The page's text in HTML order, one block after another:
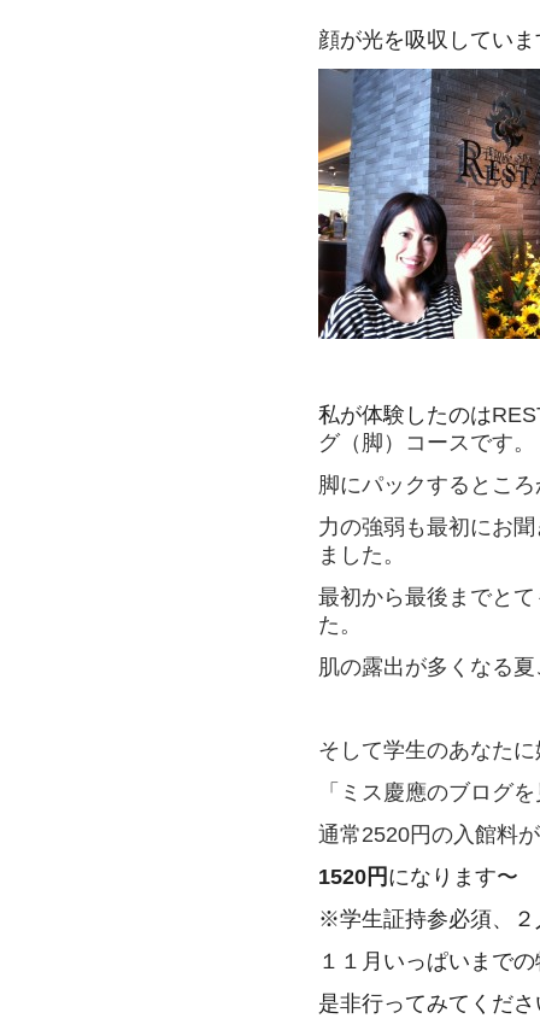
顔が光を吸収してい
私が体験したのは
グ（脚）コースです。
脚にパックするとこ
力の強弱も最初にお
ました。
最初から最後までと
た。
肌の露出が多くなる
そして学生のあなた
「ミス慶應のブログ
通常2520円の入館料
1520円 になります〜
※学生証持参必須、
１１月いっぱいまで
是非行ってみてくだ